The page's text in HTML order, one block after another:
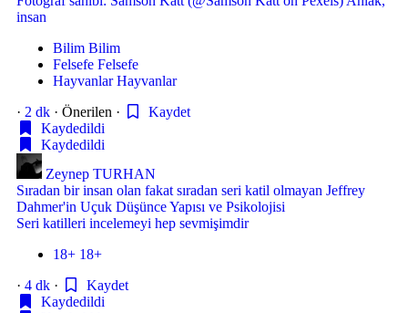
insan
Bilim Bilim
Felsefe Felsefe
HayvanlarHayvanlar
· 2 dk · Önerilen ·
Kaydet
Kaydedildi
Kaydedildi
Zeynep TURHAN
Sıradan bir insan olan fakat sıradan seri katil olmayan Jeffrey
Dahmer'in Uçuk Düşünce Yapısı ve Psikolojisi
Seri katilleri incelemeyi hep sevmişimdir
18+ 18+
· 4 dk ·
Kaydet
Kaydedildi